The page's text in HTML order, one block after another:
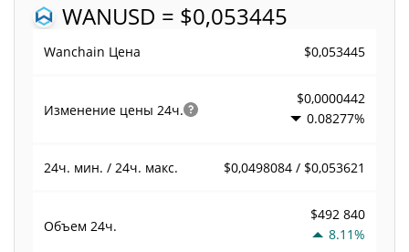
WANUSD = $0,053445
Wanchain Цена $0,053445
Изменение цены 24ч.
$0,0000442
0.08277%
24ч. мин. / 24ч. макс. $0,0498084 / $0,053621
Объем 24ч.
$492 840
8.11%